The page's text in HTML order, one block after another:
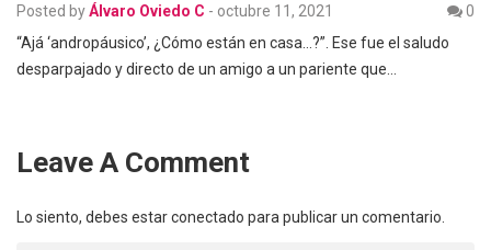
Posted byÁlvaro Oviedo C - octubre 11, 2021
0
“Ajá ‘andropáusico’, ¿Cómo están en casa…?”. Ese fue el saludo
desparpajado y directo de un amigo a un pariente que…
Leave A Comment
Lo siento, debes estarconectado para publicar un comentario.